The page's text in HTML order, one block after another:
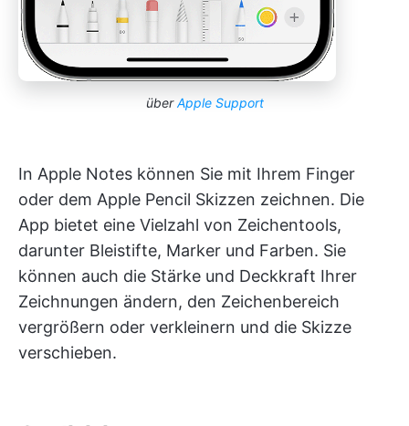
überApple Support
In Apple Notes können Sie mit Ihrem Finger
oder dem Apple Pencil Skizzen zeichnen. Die
App bietet eine Vielzahl von Zeichentools,
darunter Bleistifte, Marker und Farben. Sie
können auch die Stärke und Deckkraft Ihrer
Zeichnungen ändern, den Zeichenbereich
vergrößern oder verkleinern und die Skizze
verschieben.